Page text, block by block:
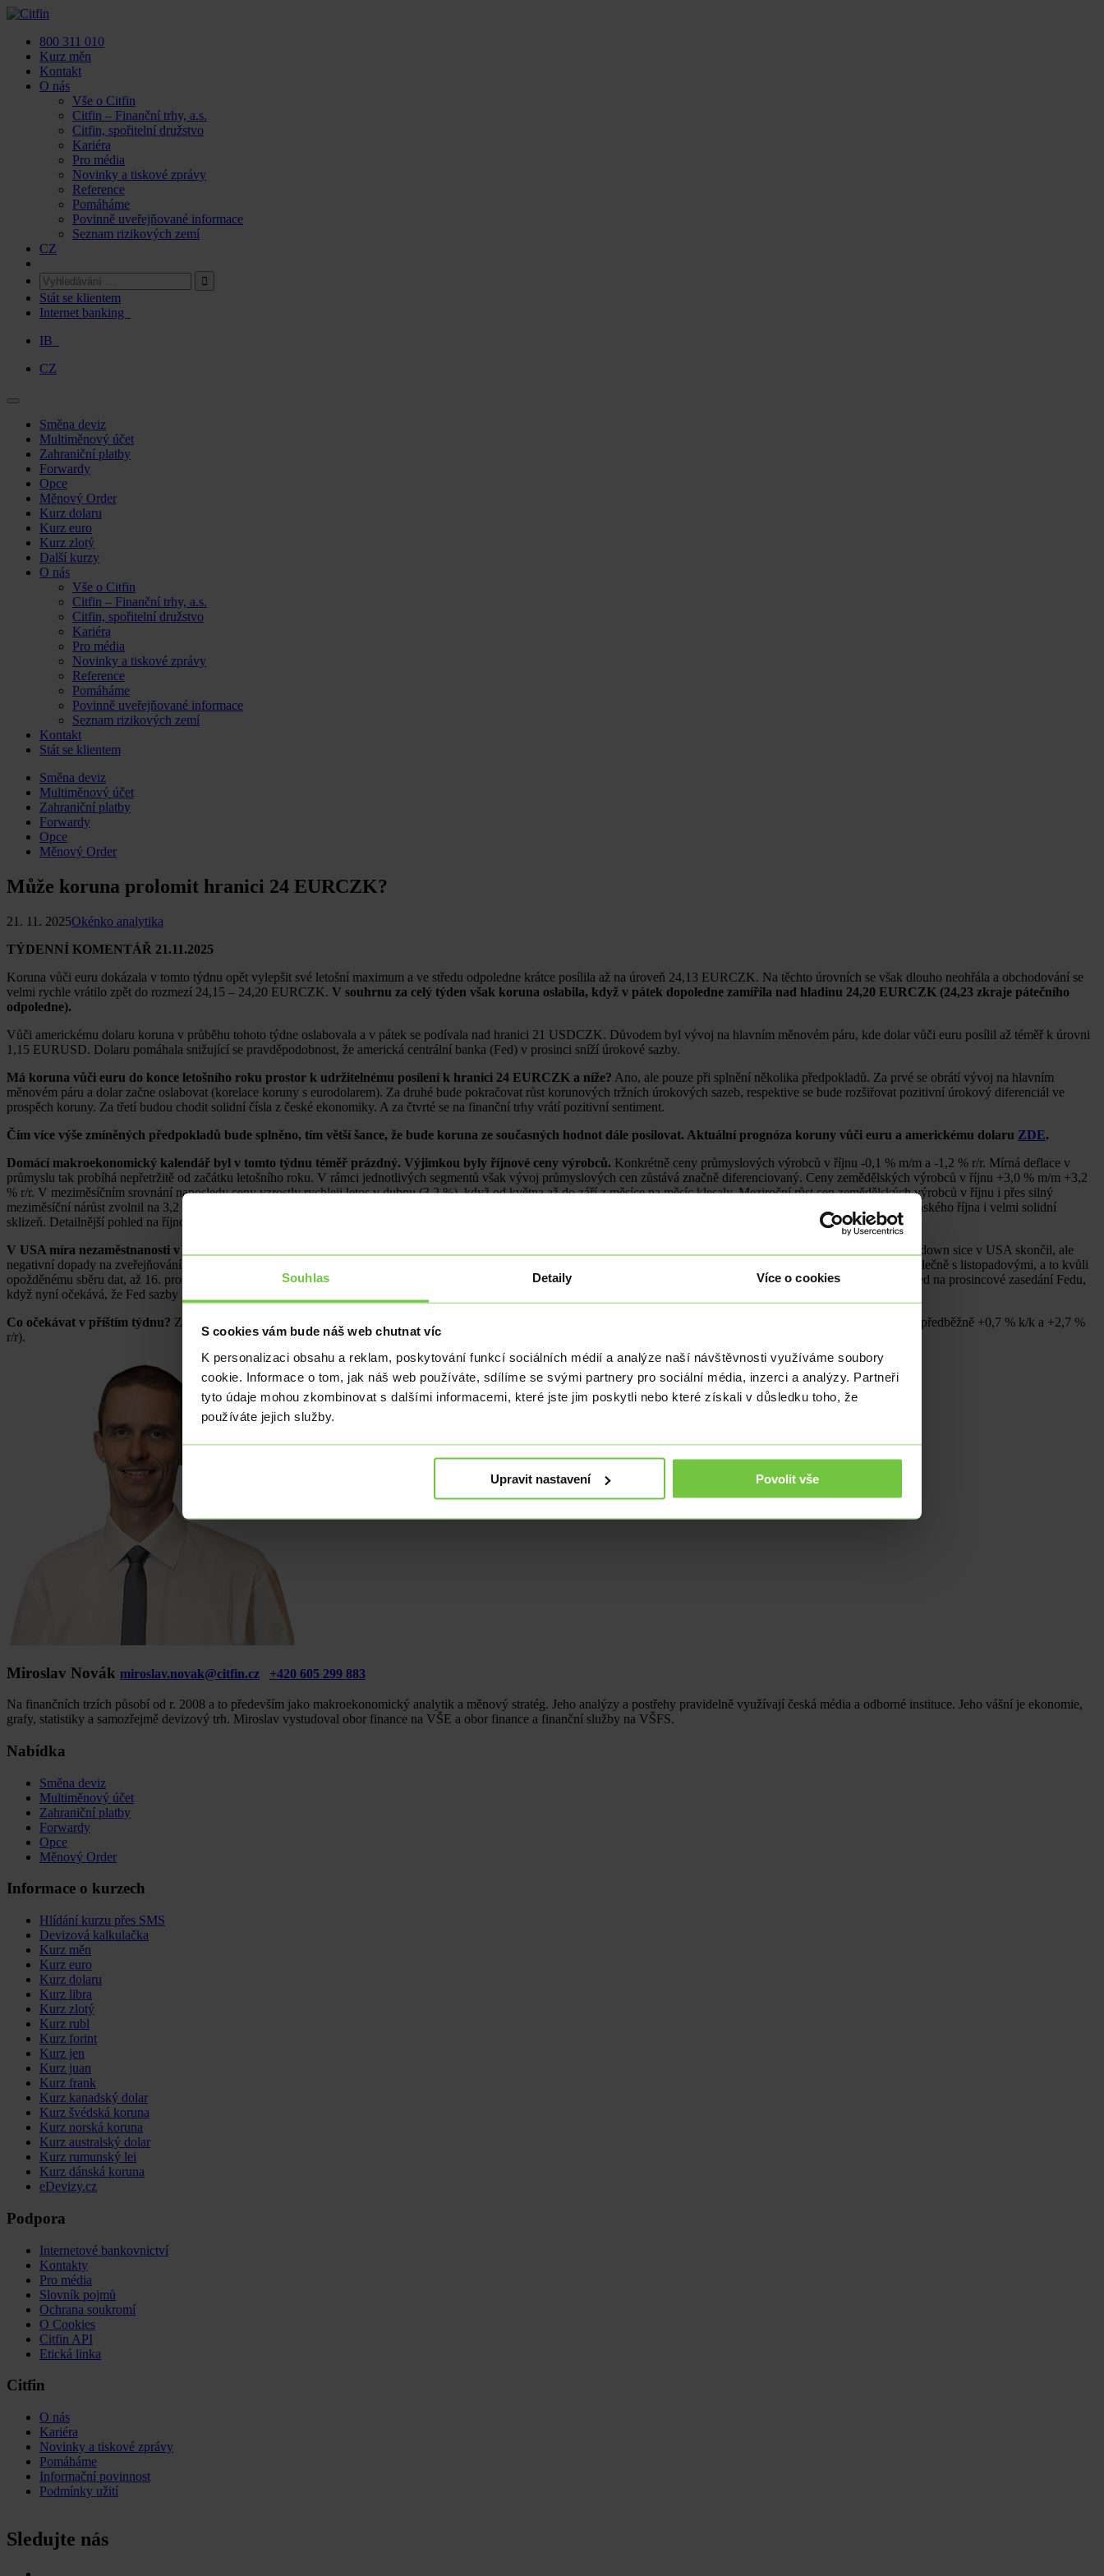
Souhlas Detaily Více o cookies
S cookies vám bude náš web chutnat víc
K personalizaci obsahu a reklam, poskytování funkcí sociálních médií a analýze naší návštěvnosti využíváme soubory
cookie. Informace o tom, jak náš web používáte, sdílíme se svými partnery pro sociální média, inzerci a analýzy. Partneři
tyto údaje mohou zkombinovat s dalšími informacemi, které jste jim poskytli nebo které získali v důsledku toho, že
používáte jejich služby.
Upravit nastavení Povolit vše
Skip
content800 311 010
Kurz měn
Kontakt
O nás
Vše o Citfin
Citfin – Finanční trhy, a.s.
Citfin, spořitelní družstvo
Kariéra
Pro média
Novinky a tiskové zprávy
Reference
Pomáháme
Povinně uveřejňované informace
Seznam rizikových zemí
CZ
Stát se klientem
Internet banking
IB
CZ
Skip
content
Směna deviz
Multiměnový účet
Zahraniční platby
Forwardy
Opce
Měnový Order
Kurz dolaru
Kurz euro
Kurz zlotý
Další kurzy
O nás
Vše o Citfin
Citfin – Finanční trhy, a.s.
Citfin, spořitelní družstvo
Kariéra
Pro média
Novinky a tiskové zprávy
Reference
Pomáháme
Povinně uveřejňované informace
Seznam rizikových zemí
Kontakt
Stát se klientem
Skip
content
Směna deviz
Multiměnový účet
Zahraniční platby
Forwardy
Opce
Měnový Order
Může koruna prolomit hranici 24 EURCZK?
21. 11. 2025Okénko analytika
TÝDENNÍ KOMENTÁŘ 21.11.2025
Koruna vůči euru dokázala v tomto týdnu opět vylepšit své letošní maximum a ve středu odpoledne krátce posílila až na úroveň 24,13 EURCZK. Na těchto úrovních se však dlouho neohřála a obchodování se
velmi rychle vrátilo zpět do rozmezí 24,15 – 24,20 EURCZK. V souhrnu za celý týden však koruna oslabila, když v pátek dopoledne zamířila nad hladinu 24,20 EURCZK (24,23 zkraje pátečního
odpoledne).
Vůči americkému dolaru koruna v průběhu tohoto týdne oslabovala a v pátek se podívala nad hranici 21 USDCZK. Důvodem byl vývoj na hlavním měnovém páru, kde dolar vůči euru posílil až téměř k úrovni
1,15 EURUSD. Dolaru pomáhala snižující se pravděpodobnost, že americká centrální banka (Fed) v prosinci sníží úrokové sazby.
Má koruna vůči euru do konce letošního roku prostor k udržitelnému posílení k hranici 24 EURCZK a níže? Ano, ale pouze při splnění několika předpokladů. Za prvé se obrátí vývoj na hlavním
měnovém páru a dolar začne oslabovat (korelace koruny s eurodolarem). Za druhé bude pokračovat růst korunových tržních úrokových sazeb, respektive se bude rozšiřovat pozitivní úrokový diferenciál ve
prospěch koruny. Za třetí budou chodit solidní čísla z české ekonomiky. A za čtvrté se na finanční trhy vrátí pozitivní sentiment.
Čím více výše zmíněných předpokladů bude splněno, tím větší šance, že bude koruna ze současných hodnot dále posilovat. Aktuální prognóza koruny vůči euru a americkému dolaru ZDE.
Domácí makroekonomický kalendář byl v tomto týdnu téměř prázdný. Výjimkou byly říjnové ceny výrobců. Konkrétně ceny průmyslových výrobců v říjnu -0,1 % m/m a -1,2 % r/r. Mírná deflace v
průmyslu tak probíhá nepřetržitě od začátku letošního roku. V rámci jednotlivých segmentů však vývoj průmyslových cen zůstává značně diferenciovaný. Ceny zemědělských výrobců v říjnu +3,0 % m/m +3,2
% r/r. V meziměsíčním srovnání naposledy ceny vzrostly rychleji letos v dubnu (3,2 %), když od května až do září z měsíce na měsíc klesaly. Meziroční růst cen zemědělských výrobců v říjnu i přes silný
meziměsíční nárůst zvolnil na 3,2 %, což je nejnižší meziroční dynamika v letošním roce. K meziročnímu cenovému zpomalení výrazně přispěla vysoká statistická základna z loňského října i velmi solidní
sklizeň. Detailnější pohled na říjnová čísla ukazuje, že i nadále zůstávají široce rozevřené nůžky mezi vývojem cen v rostlinné (-2,5 % r/r) a v živočišné výrobě (17,3 % r/r).
V USA míra nezaměstnanosti v září vzrostla na 4,4 % ze srpnových 4,3 % a zaměstnanost v nezemědělském sektoru (NFP) vzrostla o 119 tis. (konsenzus 53 tis.).
Shutdown sice v USA skončil, ale
negativní dopady na zveřejňování statistik se protáhnou minimálně do konce letošního roku. Říjnová čísla z pracovního trhu (nezaměstnanost, NFP) budou totiž publikována společně s listopadovými, a to kvůli
opožděnému sběru dat, až 16. prosince. Americký Fed, který zasedá 10. prosince, tak opět nebude mít k dispozici aktuální čísla z pracovního trhu. Finanční trh také upravil pohled na prosincové zasedání Fedu,
když nyní očekává, že Fed sazby nesníží. To pomáhá americkému dolaru.
Co očekávat v příštím týdnu? Z domácích statistik bude v pondělí zveřejněna podnikatelská a spotřebitelská důvěra za listopad a v pátek zpřesněný odhad HDP ve 3. čtvrtletí (předběžně +0,7 % k/k a +2,7 %
r/r).
Miroslav Novák miroslav.novak@citfin.cz +420 605 299 883
Na finančních trzích působí od r. 2008 a to především jako makroekonomický analytik a měnový stratég. Jeho analýzy a postřehy pravidelně využívají česká média a odborné instituce. Jeho vášní je ekonomie,
grafy, statistiky a samozřejmě devizový trh. Miroslav vystudoval obor finance na VŠE a obor finance a finanční služby na VŠFS.
Nabídka
Směna deviz
Multiměnový účet
Zahraniční platby
Forwardy
Opce
Měnový Order
Informace o kurzech
Hlídání kurzu přes SMS
Devizová kalkulačka
Kurz měn
Kurz euro
Kurz dolaru
Kurz libra
Kurz zlotý
Kurz rubl
Kurz forint
Kurz jen
Kurz juan
Kurz frank
Kurz kanadský dolar
Kurz švédská koruna
Kurz norská koruna
Kurz australský dolar
Kurz rumunský lei
Kurz dánská koruna
eDevizy.cz
Podpora
Internetové bankovnictví
Kontakty
Pro média
Slovník pojmů
Ochrana soukromí
O Cookies
Citfin API
Etická linka
Citfin
O nás
Kariéra
Novinky a tiskové zprávy
Pomáháme
Informační povinnost
Podmínky užití
Sledujte nás